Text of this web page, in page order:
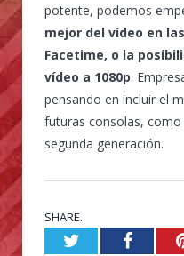
potente, podemos
mejor del vídeo en
Facetime, o la
vídeo a 1080p.
pensando en incluir el
futuras consolas,
segunda generación.
SHARE.
Twitter